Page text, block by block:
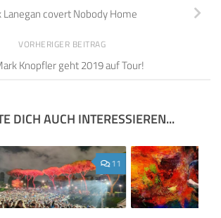
Lanegan covert Nobody Home
VORHERIGER BEITRAG
Knopfler geht 2019 auf Tour!
DICH AUCH INTERESSIEREN...
11